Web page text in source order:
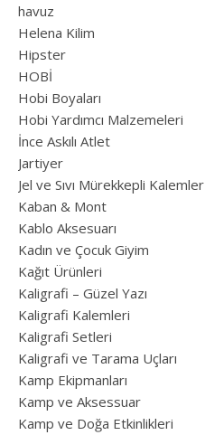
havuz
Helena Kilim
Hipster
HOBİ
Hobi Boyaları
Hobi Yardımcı Malzemeleri
İnce Askılı Atlet
Jartiyer
Jel ve Sıvı Mürekkepli Kalemler
Kaban & Mont
Kablo Aksesuarı
Kadın ve Çocuk Giyim
Kağıt Ürünleri
Kaligrafi – Güzel Yazı
Kaligrafi Kalemleri
Kaligrafi Setleri
Kaligrafi ve Tarama Uçları
Kamp Ekipmanları
Kamp ve Aksessuar
Kamp ve Doğa Etkinlikleri